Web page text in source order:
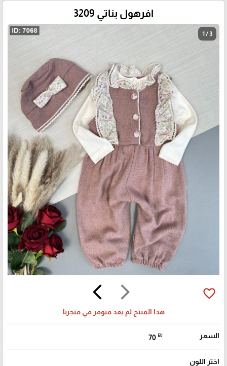
افرهول بناتي 3209
1 / 3
arrow_forward_ios
arrow_back_ios favorite_border
هذا المنتج لم يعد متوفر في متجرنا
السعر 70 ₪
اختر اللون